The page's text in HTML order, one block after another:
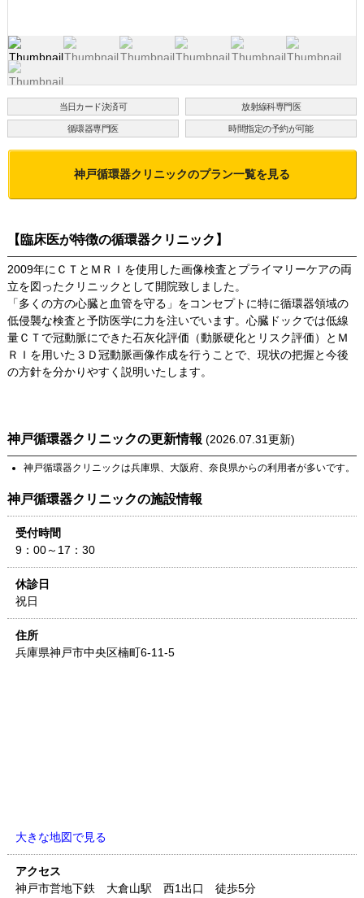
当日カード決済可 放射線科専門医
循環器専門医 時間指定の予約が可能
神戸循環器クリニックのプラン一覧を見る
【臨床医が特徴の循環器クリニック】
2009年にＣＴとＭＲＩを使用した画像検査とプライマリーケアの両
立を図ったクリニックとして開院致しました。
「多くの方の心臓と血管を守る」をコンセプトに特に循環器領域の
低侵襲な検査と予防医学に力を注いでいます。心臓ドックでは低線
量ＣＴで冠動脈にできた石灰化評価（動脈硬化とリスク評価）とＭ
ＲＩを用いた３Ｄ冠動脈画像作成を行うことで、現状の把握と今後
の方針を分かりやすく説明いたします。
神戸循環器クリニックの更新情報 (2026.07.31更新)
神戸循環器クリニックは兵庫県、 大阪府、 奈良県からの利用者が多いです。
神戸循環器クリニックの施設情報
受付時間
9：00～17：30
休診日
祝日
住所
兵庫県神戸市中央区楠町6-11-5
大きな地図で見る
アクセス
神戸市営地下鉄 大倉山駅 西1出口 徒歩5分